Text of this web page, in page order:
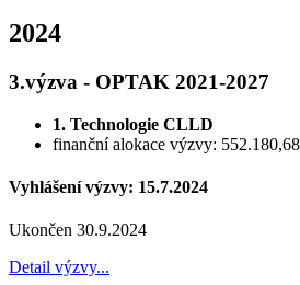
2024
3.výzva - OPTAK 2021-2027
1. Technologie CLLD
finanční alokace výzvy:
Vyhlášení výzvy: 15.7.2024
Ukončen 30.9.2024
Detail výzvy...